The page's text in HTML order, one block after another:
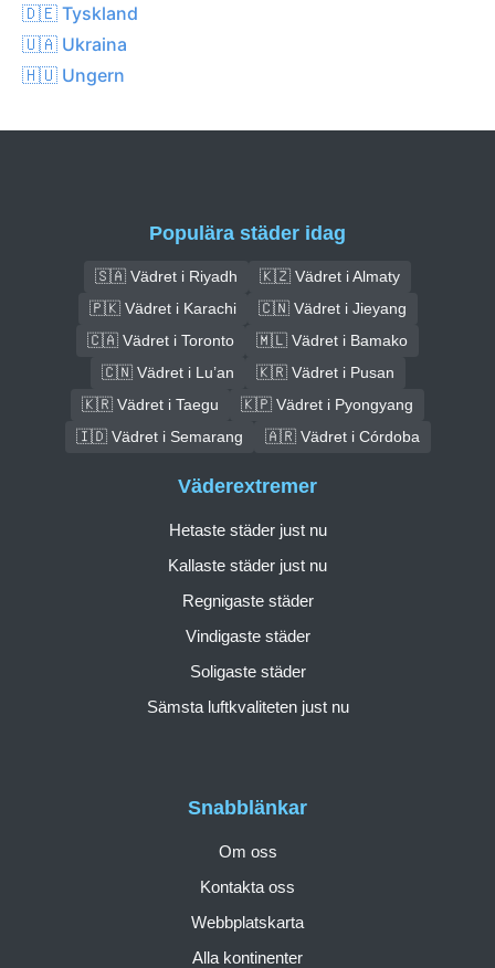
🇩🇪 Tyskland
🇺🇦 Ukraina
🇭🇺 Ungern
Populära städer idag
🇸🇦 Vädret i Riyadh
🇰🇿 Vädret i Almaty
🇵🇰 Vädret i Karachi
🇨🇳 Vädret i Jieyang
🇨🇦 Vädret i Toronto
🇲🇱 Vädret i Bamako
🇨🇳 Vädret i Lu’an
🇰🇷 Vädret i Pusan
🇰🇷 Vädret i Taegu
🇰🇵 Vädret i Pyongyang
🇮🇩 Vädret i Semarang
🇦🇷 Vädret i Córdoba
Snabblänkar
Om oss
Kontakta oss
Webbplatskarta
Alla kontinenter
Väderextremer
Hetaste städer just nu
Kallaste städer just nu
Regnigaste städer
Vindigaste städer
Soligaste städer
Sämsta luftkvaliteten just nu